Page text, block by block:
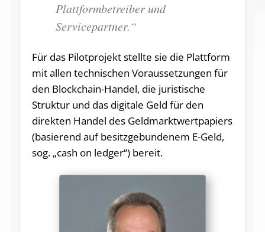
Plattformbetreiber und
Servicepartner.“
Für das Pilotprojekt stellte sie die Plattform
mit allen technischen Voraussetzungen für
den Blockchain-Handel, die juristische
Struktur und das digitale Geld für den
direkten Handel des Geldmarktwertpapiers
(basierend auf besitzgebundenem E-Geld,
sog. „cash on ledger“) bereit.